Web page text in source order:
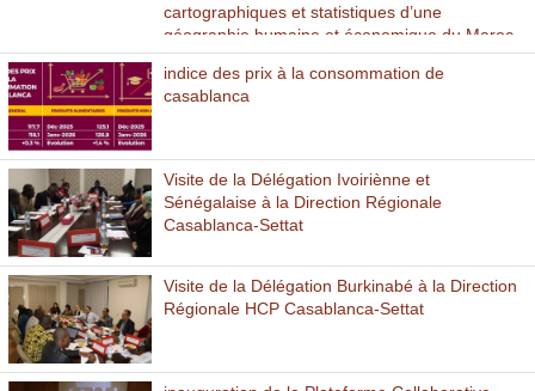
cartographiques et statistiques d’une
géographie humaine et économique du Maroc
indice des prix à la consommation de
casablanca
Visite de la Délégation Ivoiriènne et
Sénégalaise à la Direction Régionale
Casablanca-Settat
Visite de la Délégation Burkinabé à la Direction
Régionale HCP Casablanca-Settat